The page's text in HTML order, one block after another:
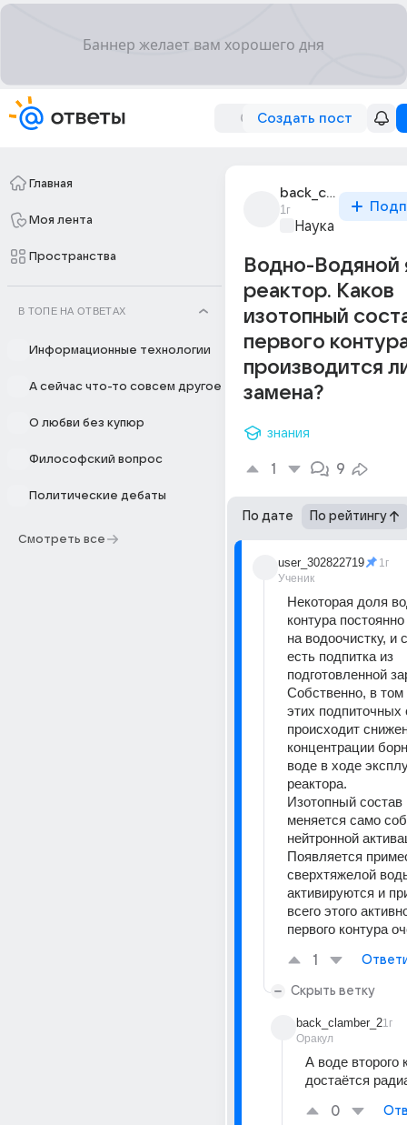
Создать пост
Главная
Моя лента
Пространства
В ТОПЕ НА ОТВЕТАХ
Информационные технологии
А сейчас что-то совсем другое
О любви без купюр
Философский вопрос
Политические дебаты
Смотреть все
back_clamber_2
1г
Наука
Водно-Водяной
реактор. Каков
изотопный
первого
производится
замена?
знания
1 9
По дате По рейтингу
user_302822719
Ученик
1г
Некоторая доля
контура
на водоочистку, и
есть подпитка из
подготовленной
Собственно, в том
этих подпиточных
происходит
концентрации
воде в ходе
реактора.
Изотопный состав
меняется само
нейтронной
Появляется
сверхтяжелой
активируются и
всего этого
первого контура
1
Скрыть ветку
back_clamber_2
Оракул
1г
А воде второго
достаётся
0